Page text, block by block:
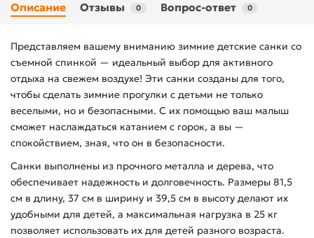
Описание Отзывы 0 Вопрос-ответ 0
Представляем вашему вниманию зимние детские санки со
съемной спинкой — идеальный выбор для активного
отдыха на свежем воздухе! Эти санки созданы для того,
чтобы сделать зимние прогулки с детьми не только
веселыми, но и безопасными. С их помощью ваш малыш
сможет наслаждаться катанием с горок, а вы —
спокойствием, зная, что он в безопасности.
Санки выполнены из прочного металла и дерева, что
обеспечивает надежность и долговечность. Размеры 81,5
см в длину, 37 см в ширину и 39,5 см в высоту делают их
удобными для детей, а максимальная нагрузка в 25 кг
позволяет использовать их для детей разного возраста.